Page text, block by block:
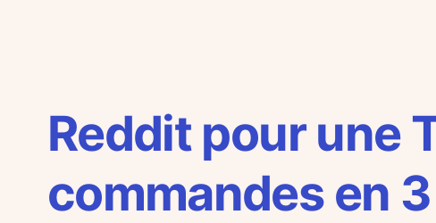
Reddit pour une
commandes en